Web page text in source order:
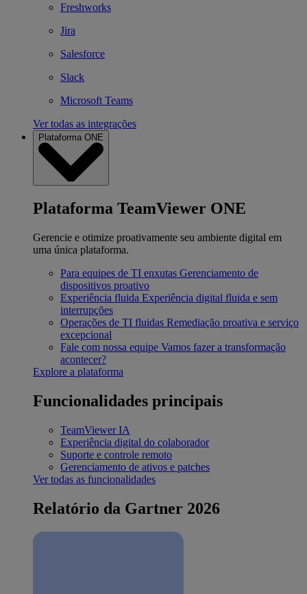
Freshworks
Jira
Salesforce
Slack
Microsoft Teams
Ver todas as integrações
Plataforma ONE
Plataforma TeamViewer ONE
Gerencie e otimize proativamente seu ambiente digital em
uma única plataforma.
Para equipes de TI enxutas Gerenciamento de
dispositivos proativo
Experiência fluida Experiência digital fluida e sem
interrupções
Operações de TI fluidas Remediação proativa e serviço
excepcional
Fale com nossa equipe Vamos fazer a transformação
acontecer?
Explore a plataforma
Funcionalidades principais
TeamViewer IA
Experiência digital do colaborador
Suporte e controle remoto
Gerenciamento de ativos e patches
Ver todas as funcionalidades
Relatório da Gartner 2026